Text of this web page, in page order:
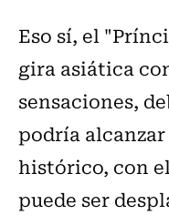
Eso sí, el
gira asiática
sensaciones,
podría
histórico, con
puede ser